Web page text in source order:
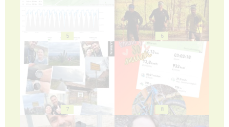
5 6
7 8